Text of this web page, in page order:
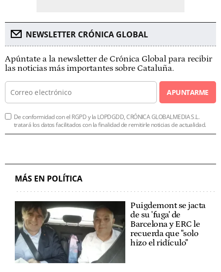
NEWSLETTER CRÓNICA GLOBAL
Apúntate a la newsletter de Crónica Global para recibir
las noticias más importantes sobre Cataluña.
APUNTARME
De conformidad con el RGPD y la LOPDGDD, CRÓNICA GLOBALMEDIA S.L.
tratará los datos facilitados con la finalidad de remitirle noticias de actualidad.
MÁS EN POLÍTICA
Puigdemont se jacta
de su 'fuga' de
Barcelona y ERC le
recuerda que "solo
hizo el ridículo"